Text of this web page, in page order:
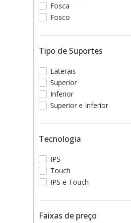
Fosca
Fosco
Tipo de Suportes
Laterais
Superior
Inferior
Superior e Inferior
Tecnologia
IPS
Touch
IPS e Touch
Faixas de preço